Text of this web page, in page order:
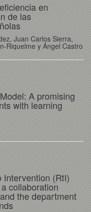
en
de las
Juan Carlos Sierra,
Riquelme y Ángel Castro
A promising
with learning
Intervention (RtI)
collaboration
the department